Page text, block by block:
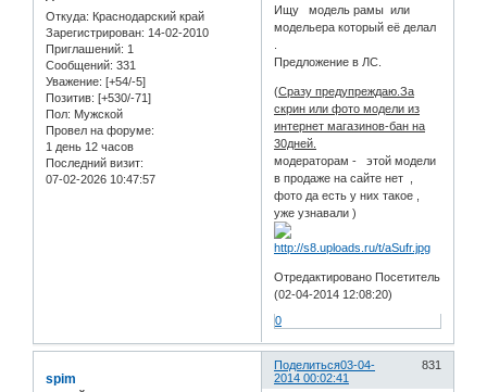
Откуда: Краснодарский край
Зарегистрирован: 14-02-2010
Приглашений: 1
Сообщений: 331
Уважение: [+54/-5]
Позитив: [+530/-71]
Пол: Мужской
Провел на форуме:
1 день 12 часов
Последний визит:
07-02-2026 10:47:57
Ищу модель рамы или
модельера который её делал
Предложение в ЛС.
(Сразу предупреждаю.За
скрин или фото модели из
интернет магазинов-бан на
30дней.
модераторам - этой модели
в продаже на сайте нет ,
фото да есть у них такое ,
уже узнавали )
Отредактировано Посетитель
(02-04-2014 12:08:20)
0
Поделиться 831
03-04-
2014 00:02:41
spim